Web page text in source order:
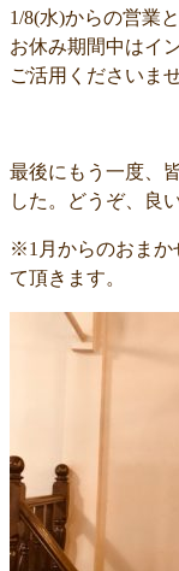
1/8(水)からの営業
お休み期間中はイ
ご活用くださいませ
最後にもう一度、
した。どうぞ、良
※1月からのおまか
て頂きます。